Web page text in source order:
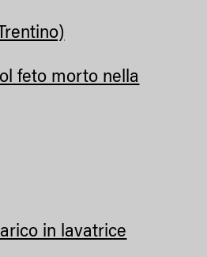
feto morto nella
in lavatrice